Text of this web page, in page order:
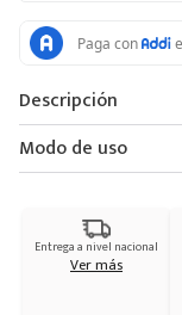
Descripción
Modo de uso
Entrega a nivel nacional
Ver más